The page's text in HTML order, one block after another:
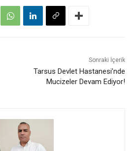
Sonraki İçerik
Tarsus Devlet Hastanesi’nde
Mucizeler Devam Ediyor!